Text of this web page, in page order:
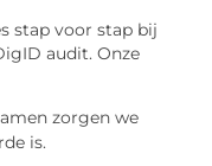
stap voor stap bij
audit. Onze
zorgen we
is.